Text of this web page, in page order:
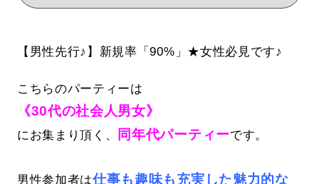
【男性先行♪】新規率「90%」★女性必見です♪
こちらのパーティーは
《30代の社会人男女》
にお集まり頂く、 同年代パーティーです。
男性参加者は仕事も趣味も充実した魅力的な